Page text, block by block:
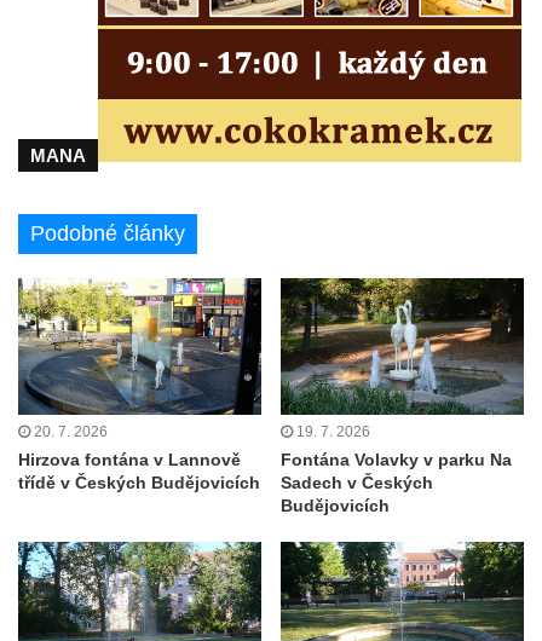
Kašna Rusalka ve Smetanových sadech v
Fontána se sochou Matka s dítětem v
Kopeckého sadech v Plzni
Kašna Pocta baroku na náměstí T. G. M. v
Kašna na náměstí Svobody ve Vodňanech
Krakonošova kašna na Krakonošově
náměstí v Trutnově
Kašna Hygie na budově radnice na Horním
náměstí v Olomouci
Olomouci
Jupiterova kašna na Dolním náměstí v
Olomouci
Kašna na Masarykově náměstí ve Vyškově
Zpívající fontána na Masarykově náměstí v
MANA
Podobné články
20. 7. 2026
Hirzova fontána v Lannově
třídě v Českých Budějovicích
19. 7. 2026
Fontána Volavky v parku Na
Sadech v Českých
Budějovicích